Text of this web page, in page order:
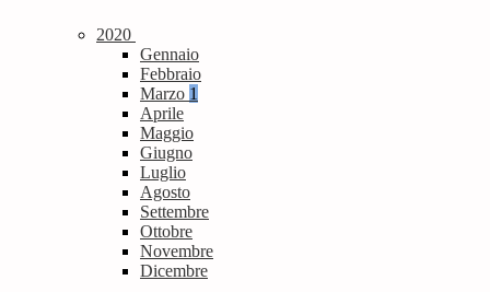
2020
Gennaio
Febbraio
Marzo 1
Aprile
Maggio
Giugno
Luglio
Agosto
Settembre
Ottobre
Novembre
Dicembre